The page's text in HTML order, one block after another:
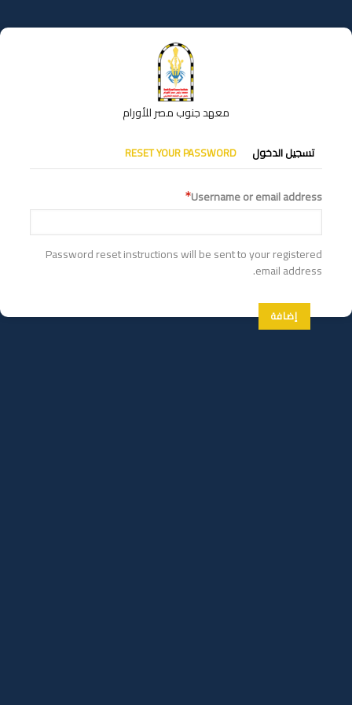
إلى
المحتوى
معهد جنوب مصر للأورام
التبويبات
الأساسية
تسجيل الدخول RESET YOUR PASSWORD
Username or email address
Password reset instructions will be sent to your registered
email address.